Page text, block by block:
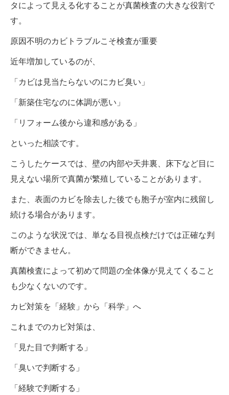
タによって見える化することが真菌検査の大きな役割で
す。
原因不明のカビトラブルこそ検査が重要
近年増加しているのが、
「カビは見当たらないのにカビ臭い」
「新築住宅なのに体調が悪い」
「リフォーム後から違和感がある」
といった相談です。
こうしたケースでは、壁の内部や天井裏、床下など目に
見えない場所で真菌が繁殖していることがあります。
また、表面のカビを除去した後でも胞子が室内に残留し
続ける場合があります。
このような状況では、単なる目視点検だけでは正確な判
断ができません。
真菌検査によって初めて問題の全体像が見えてくること
も少なくないのです。
カビ対策を「経験」から「科学」へ
これまでのカビ対策は、
「見た目で判断する」
「臭いで判断する」
「経験で判断する」